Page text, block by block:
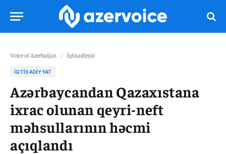
Voice of Azerbaijan / İqtisadiyyat
İQTISADIYYAT
Azərbaycandan Qazaxıstana
ixrac olunan qeyri-neft
məhsullarının həcmi
açıqlandı